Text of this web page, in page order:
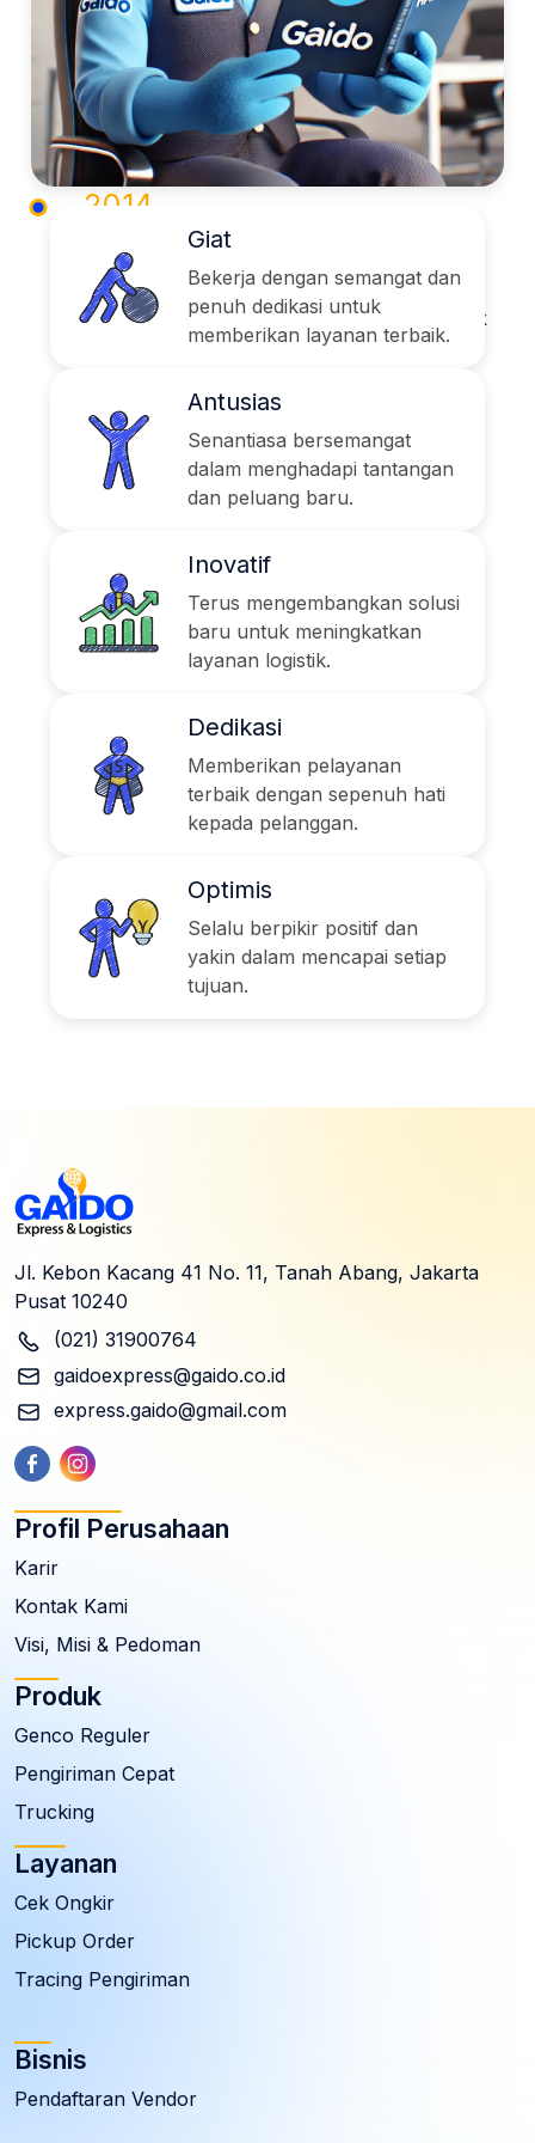
PT. Gaido Cito Ekakurindo Menambah
kapasitas penyimpanan untuk mendukung
operasional logistik yang semakin
berkembang.
2014
Meluncurkan Aplikasi Mobile
GAIDO
Pelanggan dapat mengakses layanan logistik
kami dengan lebih mudah melalui aplikasi
Giat
Bekerja dengan semangat dan
penuh dedikasi untuk
memberikan layanan terbaik.
Antusias
Senantiasa bersemangat
dalam menghadapi tantangan
dan peluang baru.
Inovatif
Terus mengembangkan solusi
baru untuk meningkatkan
layanan logistik.
Dedikasi
Memberikan pelayanan
terbaik dengan sepenuh hati
kepada pelanggan.
Optimis
Selalu berpikir positif dan
yakin dalam mencapai setiap
tujuan.
Jl. Kebon Kacang 41 No. 11, Tanah Abang, Jakarta
Pusat 10240
(021) 31900764
gaidoexpress@gaido.co.id
express.gaido@gmail.com
Profil Perusahaan
Karir
Kontak Kami
Visi, Misi & Pedoman
Produk
Genco Reguler
Pengiriman Cepat
Trucking
Layanan
Cek Ongkir
Pickup Order
Tracing Pengiriman
Bisnis
Pendaftaran Vendor